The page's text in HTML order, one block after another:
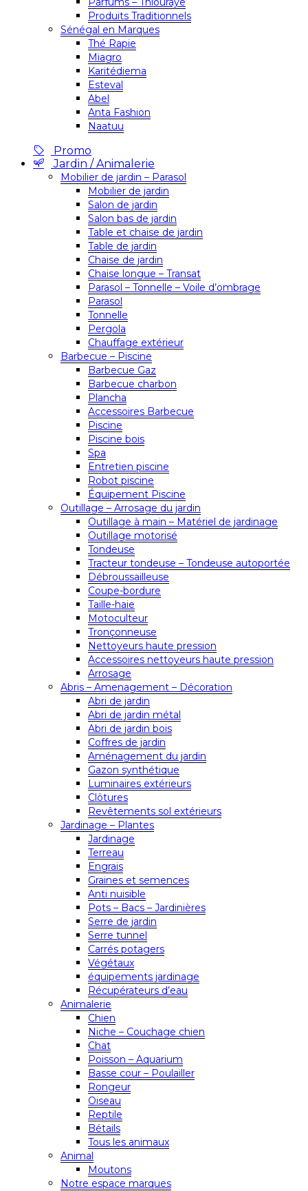
Produits Traditionnels
Sénégal en Marques
Thé Rapie
Miagro
Karitédiema
Esteval
Abel
Anta Fashion
Naatuu
Promo
Jardin / Animalerie
Mobilier de jardin – Parasol
Mobilier de jardin
Salon de jardin
Salon bas de jardin
Table et chaise de jardin
Table de jardin
Chaise de jardin
Chaise longue – Transat
Parasol – Tonnelle – Voile d’ombrage
Parasol
Tonnelle
Pergola
Chauffage extérieur
Barbecue – Piscine
Barbecue Gaz
Barbecue charbon
Plancha
Accessoires Barbecue
Piscine
Piscine bois
Spa
Entretien piscine
Robot piscine
Équipement Piscine
Outillage – Arrosage du jardin
Outillage à main – Matériel de jardinage
Outillage motorisé
Tondeuse
Tracteur tondeuse – Tondeuse autoportée
Débroussailleuse
Coupe-bordure
Taille-haie
Motoculteur
Tronçonneuse
Nettoyeurs haute pression
Accessoires nettoyeurs haute pression
Arrosage
Abris – Amenagement – Décoration
Abri de jardin
Abri de jardin métal
Abri de jardin bois
Coffres de jardin
Aménagement du jardin
Gazon synthétique
Luminaires extérieurs
Clôtures
Revêtements sol extérieurs
Jardinage – Plantes
Jardinage
Terreau
Engrais
Graines et semences
Anti nuisible
Pots – Bacs – Jardinières
Serre de jardin
Serre tunnel
Carrés potagers
Végétaux
équipements jardinage
Récupérateurs d’eau
Animalerie
Chien
Niche – Couchage chien
Chat
Poisson – Aquarium
Basse cour – Poulailler
Rongeur
Oiseau
Reptile
Bétails
Tous les animaux
Animal
Moutons
Notre espace marques